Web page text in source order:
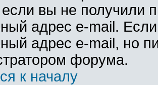
вы не получили
адрес e-mail.
адрес e-mail, но
форума.
к началу